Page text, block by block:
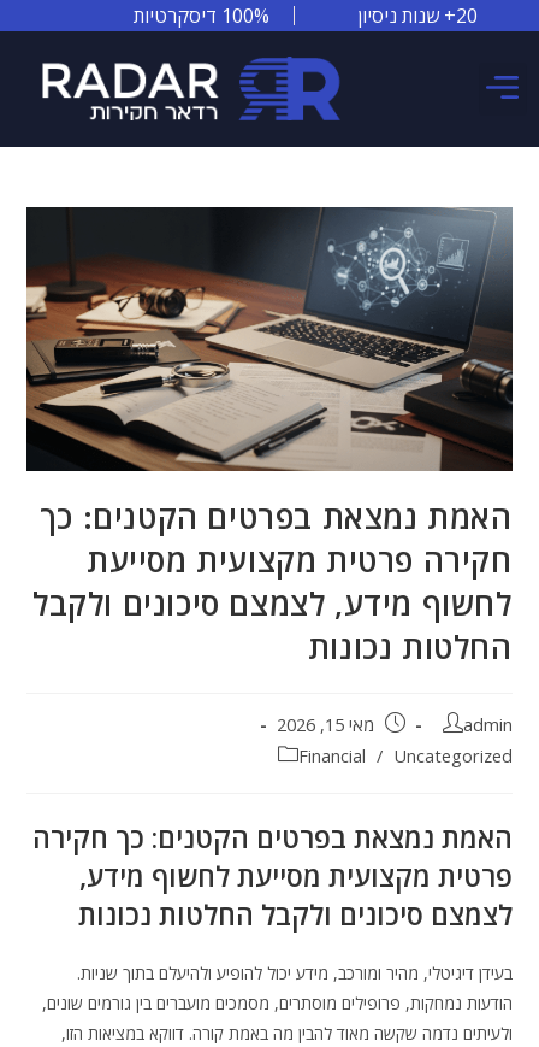
20+ שנות ניסיון 100% דיסקרטיות
האמת נמצאת בפרטים הקטנים: כך
חקירה פרטית מקצועית מסייעת
לחשוף מידע, לצמצם סיכונים ולקבל
החלטות נכונות
admin
מאי 15, 2026
Financial / Uncategorized
האמת נמצאת בפרטים הקטנים: כך חקירה
פרטית מקצועית מסייעת לחשוף מידע,
לצמצם סיכונים ולקבל החלטות נכונות
בעידן דיגיטלי, מהיר ומורכב, מידע יכול להופיע ולהיעלם בתוך שניות.
הודעות נמחקות, פרופילים מוסתרים, מסמכים מועברים בין גורמים שונים,
ולעיתים נדמה שקשה מאוד להבין מה באמת קורה. דווקא במציאות הזו,